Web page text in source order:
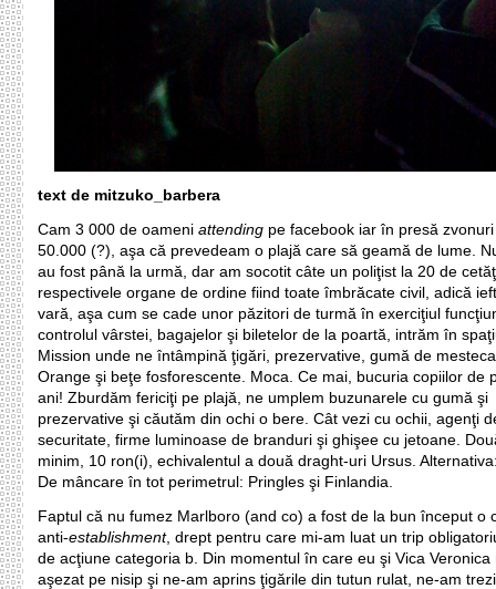
text de mitzuko_barbera
Cam 3 000 de oameni attending pe facebook iar în presă
50.000 (?), aşa că prevedeam o plajă care să geamă de lume.
au fost până la urmă, dar am socotit câte un poliţist la 20 de
respectivele organe de ordine fiind toate îmbrăcate civil, adică
vară, aşa cum se cade unor păzitori de turmă în exerciţiul
controlul vârstei, bagajelor şi biletelor de la poartă, intrăm în
Mission unde ne întâmpină ţigări, prezervative, gumă de
Orange şi beţe fosforescente. Moca. Ce mai, bucuria copiilor de
ani! Zburdăm fericiţi pe plajă, ne umplem buzunarele cu gumă şi
prezervative şi căutăm din ochi o bere. Cât vezi cu ochii, agenţi
securitate, firme luminoase de branduri şi ghişee cu jetoane.
minim, 10 ron(i), echivalentul a două draght-uri Ursus.
De mâncare în tot perimetrul: Pringles şi Finlandia.
Faptul că nu fumez Marlboro (and co) a fost de la bun început o
anti-establishment, drept pentru care mi-am luat un trip
de acţiune categoria b. Din momentul în care eu şi Vica Veronica
aşezat pe nisip şi ne-am aprins ţigările din tutun rulat, ne-am